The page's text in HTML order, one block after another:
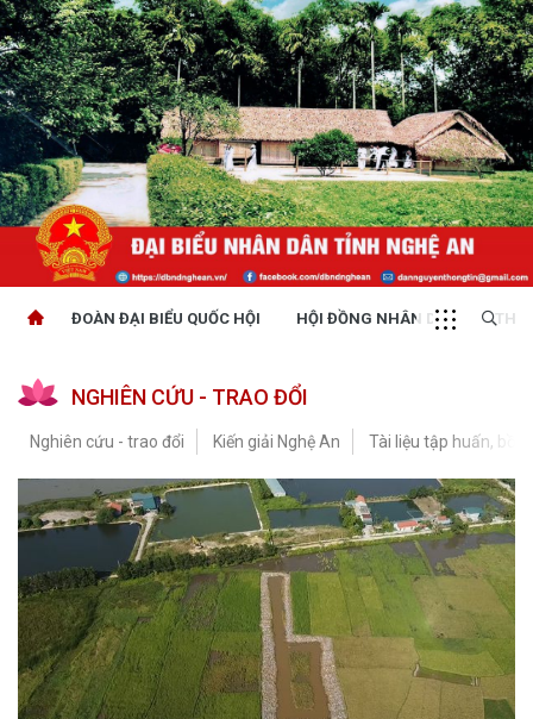
ĐOÀN ĐẠI BIỂU QUỐC HỘI HỘI ĐỒNG NHÂN DÂN
NGHIÊN CỨU - TRAO ĐỔI
Nghiên cứu - trao đổi Kiến giải Nghệ An Tài liệu tập huấn, bồi